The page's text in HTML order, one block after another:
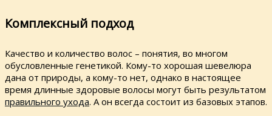
Комплексный подход
Качество и количество волос – понятия, во многом
обусловленные генетикой. Кому-то хорошая шевелюра
дана от природы, а кому-то нет, однако в настоящее
время длинные здоровые волосы могут быть результатом
правильного ухода. А он всегда состоит из базовых этапов.